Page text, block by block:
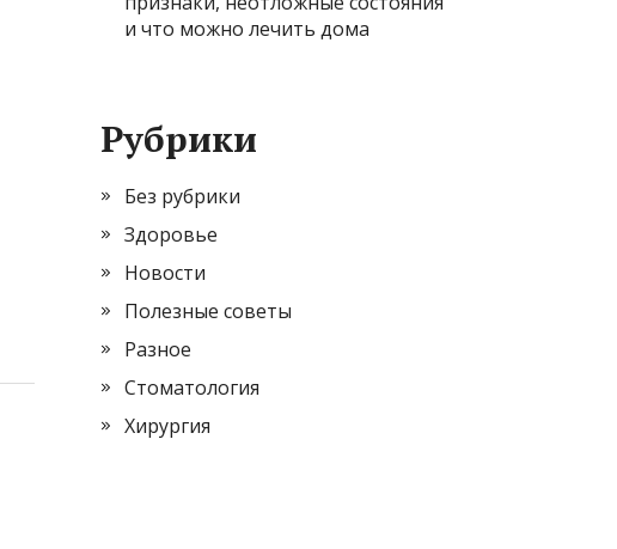
и что можно лечить дома
Рубрики
Без рубрики
Здоровье
Новости
Полезные советы
Разное
Стоматология
Хирургия